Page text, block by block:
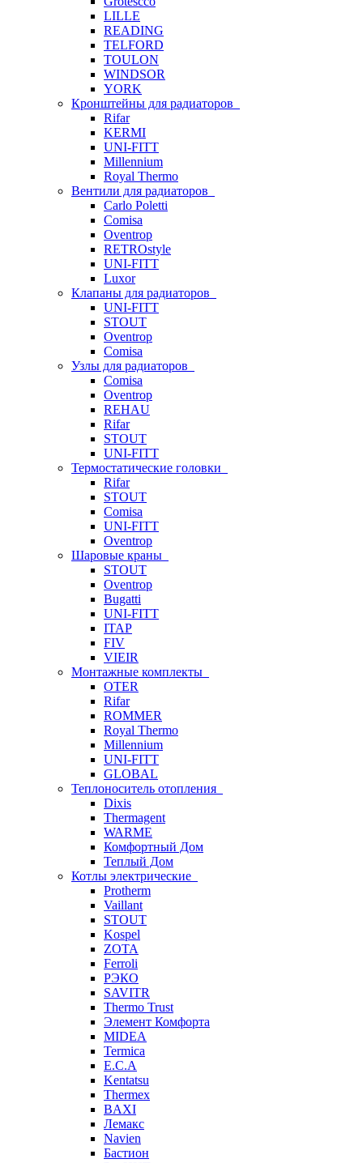
LILLE
READING
TELFORD
TOULON
WINDSOR
YORK
Кронштейны для радиаторов
Rifar
KERMI
UNI-FITT
Millennium
Royal Thermo
Вентили для радиаторов
Carlo Poletti
Comisa
Oventrop
RETROstyle
UNI-FITT
Luxor
Клапаны для радиаторов
UNI-FITT
STOUT
Oventrop
Comisa
Узлы для радиаторов
Comisa
Oventrop
REHAU
Rifar
STOUT
UNI-FITT
Термостатические головки
Rifar
STOUT
Comisa
UNI-FITT
Oventrop
Шаровые краны
STOUT
Oventrop
Bugatti
UNI-FITT
ITAP
FIV
VIEIR
Монтажные комплекты
OTER
Rifar
ROMMER
Royal Thermo
Millennium
UNI-FITT
GLOBAL
Теплоноситель отопления
Dixis
Thermagent
WARME
Комфортный Дом
Теплый Дом
Котлы электрические
Protherm
Vaillant
STOUT
Kospel
ZOTA
Ferroli
РЭКО
SAVITR
Thermo Trust
Элемент Комфорта
MIDEA
Termica
E.C.A
Kentatsu
Thermex
BAXI
Лемакс
Navien
Бастион